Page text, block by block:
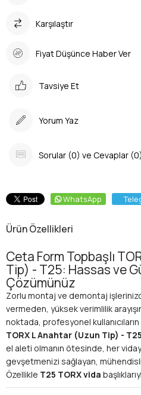
Karşılaştır
Fiyat Düşünce Haber Ver
Tavsiye Et
Yorum Yaz
Sorular (0) ve Cevaplar (0)
WhatsApp
Ürün Özellikleri
Ceta Form Topbaşlı
Tip) - T25: Hassas ve
Çözümünüz
Zorlu montaj ve demontaj
vermeden, yüksek verimlilik
noktada, profesyonel
TORX L Anahtar (Uzun Tip) - T25
el aleti olmanın ötesinde, her
gevşetmenizi sağlayan, mühendislik
Özellikle T25 TORX vida
zorlu açılara ve derin noktalara